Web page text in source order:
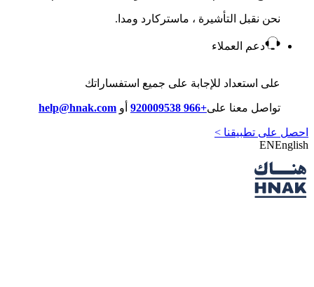
نحن نقبل التأشيرة ، ماستركارد ومدا.
دعم العملاء
على استعداد للإجابة على جميع استفساراتك
تواصل معنا على+966 920009538 أو help@hnak.com
احصل على تطبيقنا >
ENEnglish